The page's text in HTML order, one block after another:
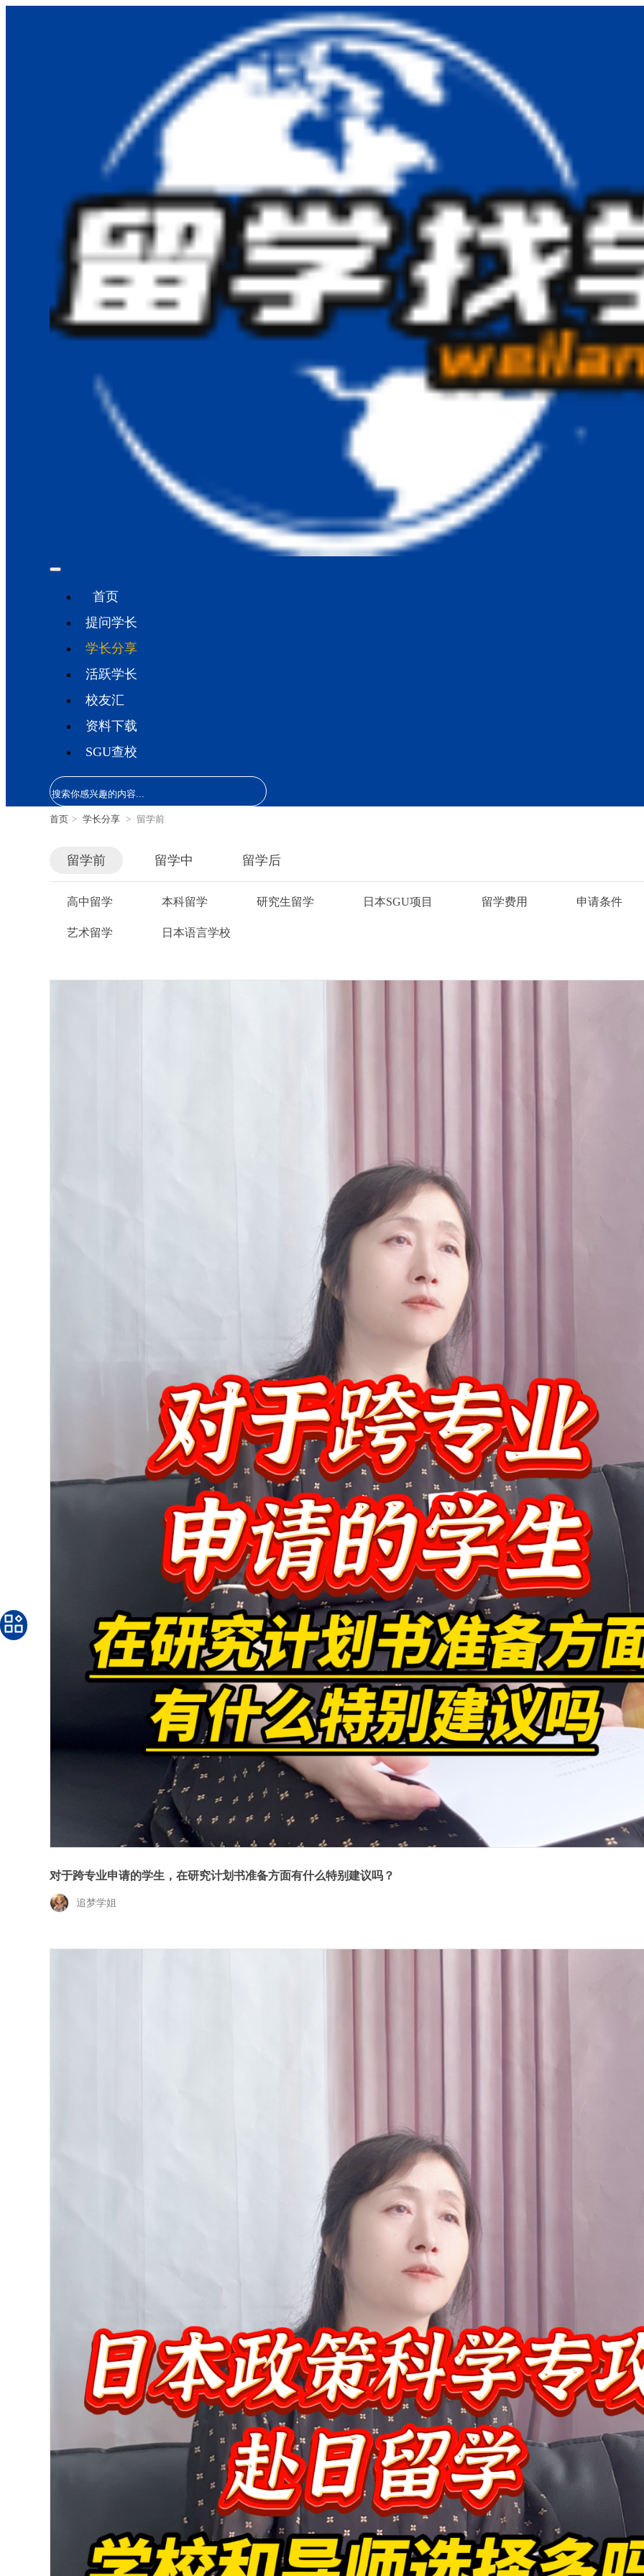
首页
提问学长
学长分享
活跃学长
校友汇
资料下载
SGU查校
首页 > 学长分享 > 留学前
留学前 留学中 留学后
高中留学 本科留学 研究生留学 日本SGU项目 留学费用 申请条件
艺术留学 日本语言学校
对于跨专业申请的学生，在研究计划书准备方面有什么特别建议吗？
追梦学姐